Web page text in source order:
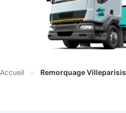
Accueil » Remorquage Villeparisis